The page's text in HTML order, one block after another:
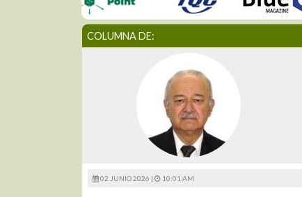
COLUMNA DE:
02 JUNIO 2026 | 10:01 AM